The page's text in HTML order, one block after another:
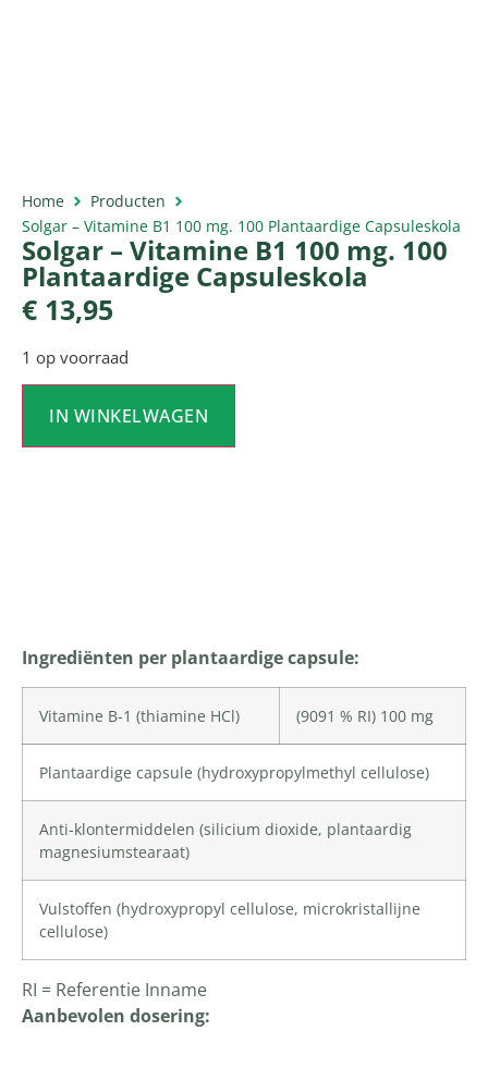
Home
Producten
Solgar – Vitamine B1 100 mg. 100 Plantaardige Capsuleskola
Solgar – Vitamine B1 100 mg. 100
Plantaardige Capsuleskola
€ 13,95
1 op voorraad
IN WINKELWAGEN
Ingrediënten per plantaardige capsule:
Vitamine B-1 (thiamine HCl) (9091 % RI) 100 mg
Plantaardige capsule (hydroxypropylmethyl cellulose)
Anti-klontermiddelen (silicium dioxide, plantaardig
magnesiumstearaat)
Vulstoffen (hydroxypropyl cellulose, microkristallijne
cellulose)
RI = Referentie Inname
Aanbevolen dosering: